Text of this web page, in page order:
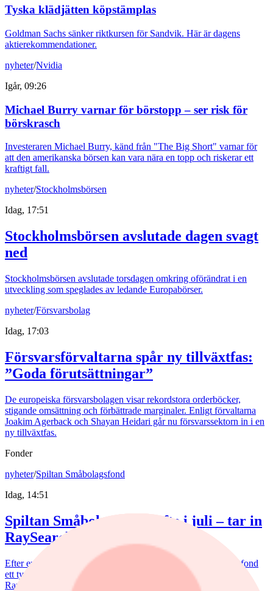
Tyska klädjätten köpstämplas
Goldman Sachs sänker riktkursen för Sandvik. Här är dagens
aktierekommendationer.
nyheter/Nvidia
Igår, 09:26
Michael Burry varnar för börstopp – ser risk för
börskrasch
Investeraren Michael Burry, känd från "The Big Short" varnar för
att den amerikanska börsen kan vara nära en topp och riskerar ett
kraftigt fall.
nyheter/Stockholmsbörsen
Idag, 17:51
Stockholmsbörsen avslutade dagen svagt
ned
Stockholmsbörsen avslutade torsdagen omkring oförändrat i en
utveckling som speglades av ledande Europabörser.
nyheter/Försvarsbolag
Idag, 17:03
Försvarsförvaltarna spår ny tillväxtfas:
”Goda förutsättningar”
De europeiska försvarsbolagen visar rekordstora orderböcker,
stigande omsättning och förbättrade marginaler. Enligt förvaltarna
Joakim Agerback och Shayan Heidari går nu försvarssektorn in i en
ny tillväxtfas.
Fonder
nyheter/Spiltan Småbolagsfond
Idag, 14:51
Spiltan Småbolagsfond lyfte i juli – tar in
RaySearch
Efter en svagare utveckling hittills i år fick Spiltan Småbolagsfond
ett tydligt lyft i juli. Mips bidrog mest till uppgången, medan
RaySearch Laboratories är ett nytt innehav i fonden.